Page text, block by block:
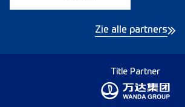
Zie alle partners
Title Partner